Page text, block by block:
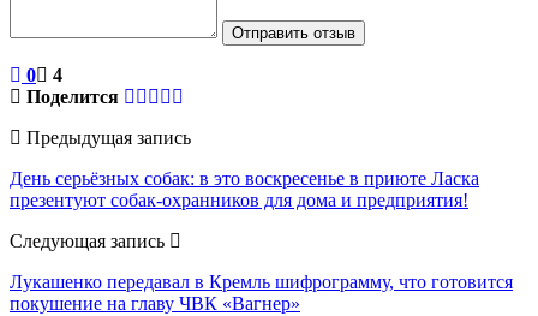
Отправить отзыв
0
4
Поделится
Предыдущая запись
День серьёзных собак: в это воскресенье в приюте Ласка
презентуют собак-охранников для дома и предприятия!
Следующая запись
Лукашенко передавал в Кремль шифрограмму, что готовится
покушение на главу ЧВК «Вагнер»